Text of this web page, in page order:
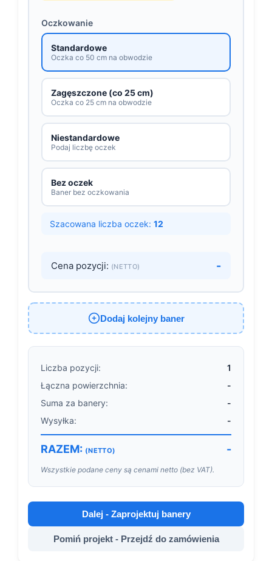
Oczkowanie
Standardowe
Oczka co 50 cm na obwodzie
Zagęszczone (co 25 cm)
Oczka co 25 cm na obwodzie
Niestandardowe
Podaj liczbę oczek
Bez oczek
Baner bez oczkowania
Szacowana liczba oczek: 12
Cena pozycji: (NETTO) -
Dodaj kolejny baner
Liczba pozycji:
1
Łączna powierzchnia:
-
Suma za banery:
-
Wysyłka:
-
RAZEM: (NETTO) -
Wszystkie podane ceny są cenami netto (bez VAT).
Dalej - Zaprojektuj banery
Pomiń projekt - Przejdź do zamówienia